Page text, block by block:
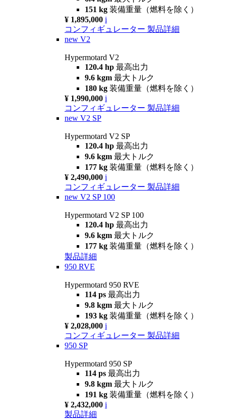
151 kg 装備重量（燃料を除く）
¥ 1,895,000 i
コンフィギュレーター 製品詳細
new V2
Hypermotard V2
120.4 hp 最高出力
9.6 kgm 最大トルク
180 kg 装備重量（燃料を除く）
¥ 1,990,000 i
コンフィギュレーター 製品詳細
new V2 SP
Hypermotard V2 SP
120.4 hp 最高出力
9.6 kgm 最大トルク
177 kg 装備重量（燃料を除く）
¥ 2,490,000 i
コンフィギュレーター 製品詳細
new V2 SP 100
Hypermotard V2 SP 100
120.4 hp 最高出力
9.6 kgm 最大トルク
177 kg 装備重量（燃料を除く）
製品詳細
950 RVE
Hypermotard 950 RVE
114 ps 最高出力
9.8 kgm 最大トルク
193 kg 装備重量（燃料を除く）
¥ 2,028,000 i
コンフィギュレーター 製品詳細
950 SP
Hypermotard 950 SP
114 ps 最高出力
9.8 kgm 最大トルク
191 kg 装備重量（燃料を除く）
¥ 2,432,000 i
製品詳細